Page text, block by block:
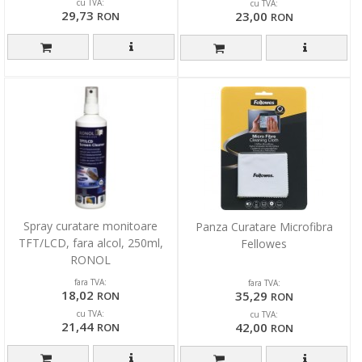
cu TVA:
29,73 RON
cu TVA:
23,00 RON
Spray curatare monitoare
TFT/LCD, fara alcol, 250ml,
RONOL
fara TVA:
18,02 RON
cu TVA:
21,44 RON
Panza Curatare Microfibra
Fellowes
fara TVA:
35,29 RON
cu TVA:
42,00 RON